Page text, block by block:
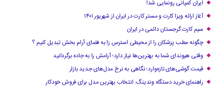
ایران کمپانی رونمایی شد!
آغاز ارائه ویزا کارت و مستر کارت در ایران از شهریور ۱۴۰۱
سیم کارت گرجستان دائمی در ایران
چگونه مطب پزشکان را از محیطی استرس زا به فضای آرام بخش تبدیل کنیم ؟
وقتی هیوندای شما به بهترین‌ها نیاز دارد؛ آرامش را به جاده برگردانید
قیمت گوشی‌های تازه‌وارد؛ نگاهی به نرخ مدل‌های جدید بازار
راهنمای خرید دستگاه وندینگ: انتخاب بهترین مدل برای فروش خودکار